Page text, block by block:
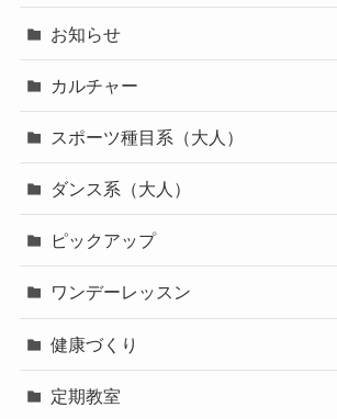
お知らせ
カルチャー
スポーツ種目系（大人）
ダンス系（大人）
ピックアップ
ワンデーレッスン
健康づくり
定期教室